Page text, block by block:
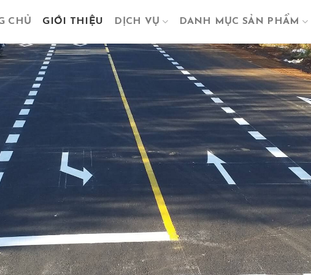
CHỦ GIỚI THIỆU DỊCH VỤ DANH MỤC SẢN PHẨM